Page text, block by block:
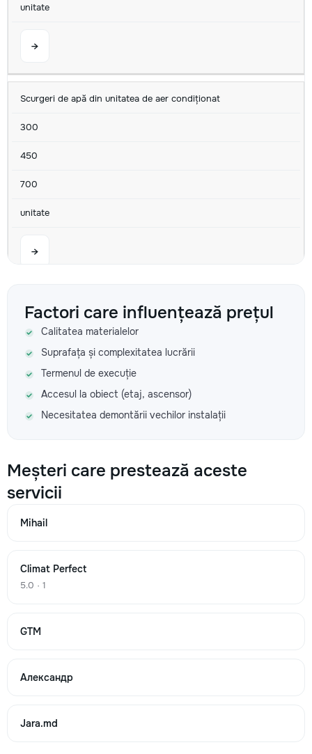
unitate
→
Scurgeri de apă din unitatea de aer condiționat
300
450
700
unitate
→
Aerul condiționat nu pornește
350
800
Aer condiționat zgomotos
300
700
→
350
Factori care influențează prețul
Calitatea materialelor
Suprafața și complexitatea lucrării
Termenul de execuție
Accesul la obiect (etaj, ascensor)
Necesitatea demontării vechilor instalații
Meșteri care prestează aceste
servicii
Mihail
Climat Perfect
5.0 · 1
GTM
Александр
Jara.md